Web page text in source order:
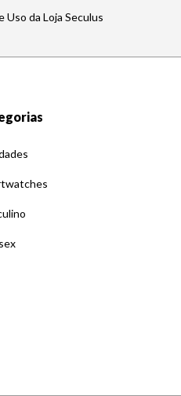
Uso da Loja Seculus